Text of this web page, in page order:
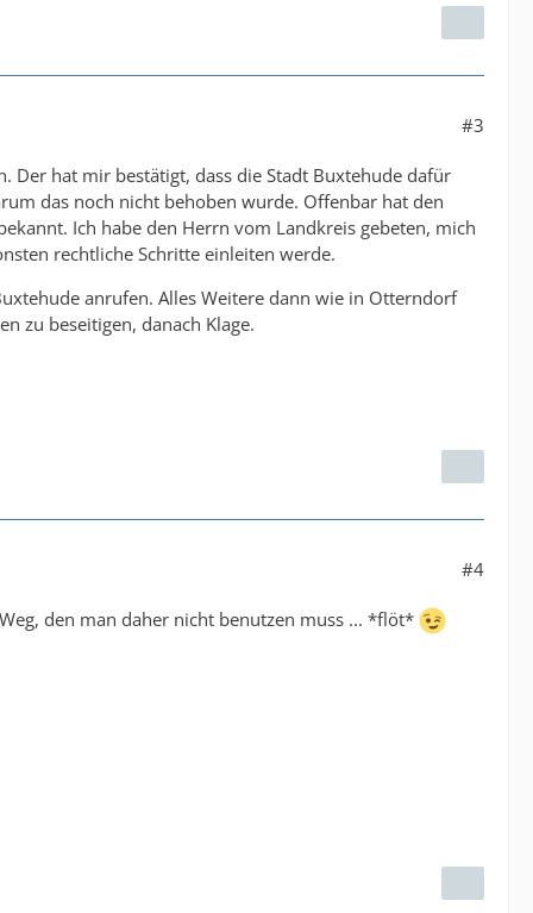
#3
Der hat mir bestätigt, dass die Stadt Buxtehude dafür
das noch nicht behoben wurde. Offenbar hat den
Ich habe den Herrn vom Landkreis gebeten, mich
rechtliche Schritte einleiten werde.
anrufen. Alles Weitere dann wie in Otterndorf
zu beseitigen, danach Klage.
#4
den man daher nicht benutzen muss ... *flöt*